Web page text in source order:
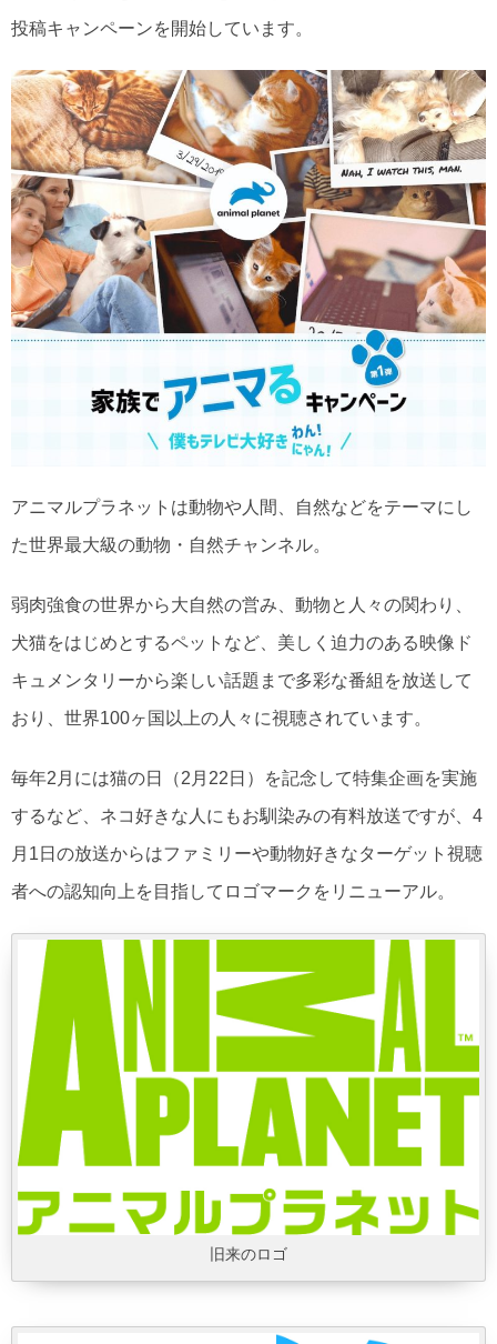
投稿キャンペーンを開始しています。
アニマルプラネットは動物や人間、自然などをテーマにし
た世界最大級の動物・自然チャンネル。
弱肉強食の世界から大自然の営み、動物と人々の関わり、
犬猫をはじめとするペットなど、美しく迫力のある映像ド
キュメンタリーから楽しい話題まで多彩な番組を放送して
おり、世界100ヶ国以上の人々に視聴されています。
毎年2月には猫の日（2月22日）を記念して特集企画を実施
するなど、ネコ好きな人にもお馴染みの有料放送ですが、4
月1日の放送からはファミリーや動物好きなターゲット視聴
者への認知向上を目指してロゴマークをリニューアル。
旧来のロゴ